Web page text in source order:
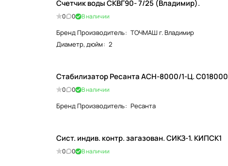
Счетчик воды СКВГ90- 7/25 (Владимир).
0 0 В наличии
Бренд Производитель: ТОЧМАШ г. Владимир
Диаметр, дюйм: 2
Стабилизатор Ресанта АСН-8000/1-Ц. С018000
0 0 В наличии
Бренд Производитель: Ресанта
Сист. индив. контр. загазован. СИКЗ-1. КИПСК1
0 0 В наличии